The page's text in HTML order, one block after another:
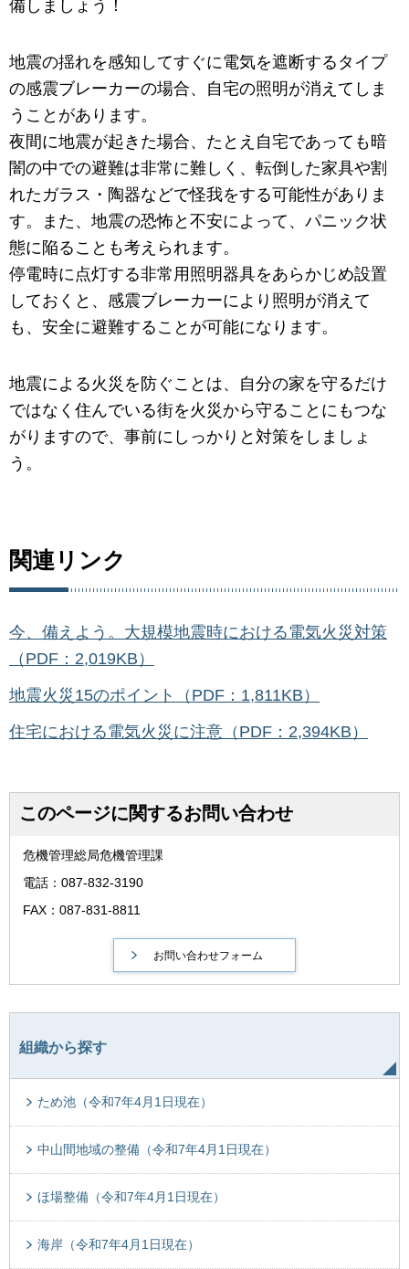
備しましょう！
地震の揺れを感知してすぐに電気を遮断するタイプ
の感震ブレーカーの場合、自宅の照明が消えてしま
うことがあります。
夜間に地震が起きた場合、たとえ自宅であっても暗
闇の中での避難は非常に難しく、転倒した家具や割
れたガラス・陶器などで怪我をする可能性がありま
す。また、地震の恐怖と不安によって、パニック状
態に陥ることも考えられます。
停電時に点灯する非常用照明器具をあらかじめ設置
しておくと、感震ブレーカーにより照明が消えて
も、安全に避難することが可能になります。
地震による火災を防ぐことは、自分の家を守るだけ
ではなく住んでいる街を火災から守ることにもつな
がりますので、事前にしっかりと対策をしましょ
う。
関連リンク
今、備えよう。大規模地震時における電気火災対策
（PDF：2,019KB）
地震火災15のポイント（PDF：1,811KB）
住宅における電気火災に注意（PDF：2,394KB）
このページに関するお問い合わせ
危機管理総局危機管理課
電話：087-832-3190
FAX：087-831-8811
組織から探す
ため池（令和7年4月1日現在）
中山間地域の整備（令和7年4月1日現在）
ほ場整備（令和7年4月1日現在）
海岸（令和7年4月1日現在）